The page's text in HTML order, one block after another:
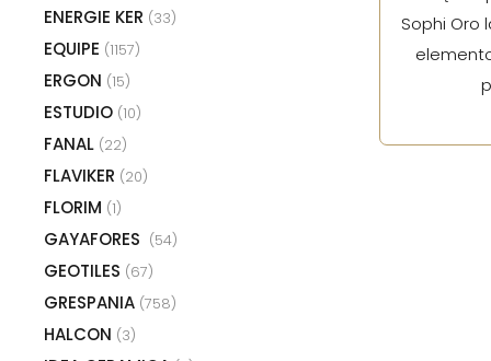
ENERGIE KER (33)
EQUIPE (1157)
ERGON (15)
ESTUDIO (10)
FANAL (22)
FLAVIKER (20)
FLORIM (1)
GAYAFORES (54)
GEOTILES (67)
GRESPANIA (758)
HALCON (3)
Sophi Oro